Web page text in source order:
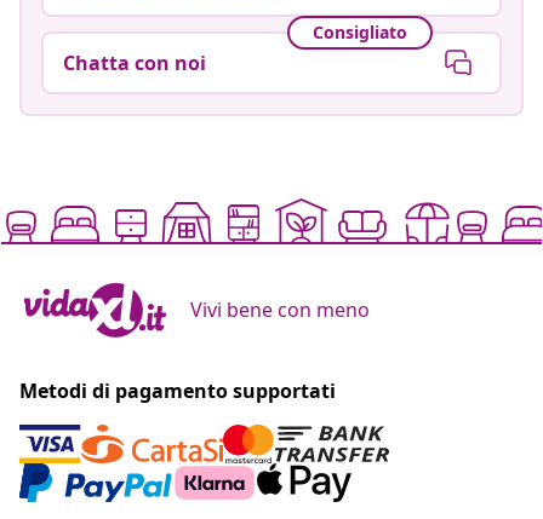
Consigliato
Chatta con noi
Vivi bene con meno
Metodi di pagamento supportati